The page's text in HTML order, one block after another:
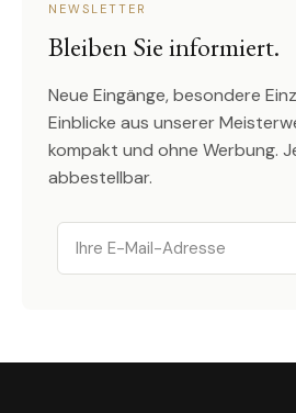
NEWSLETTER
Bleiben Sie informiert.
Neue Eingänge, besondere
Einblicke aus unserer
kompakt und ohne Werbung.
abbestellbar.
Email